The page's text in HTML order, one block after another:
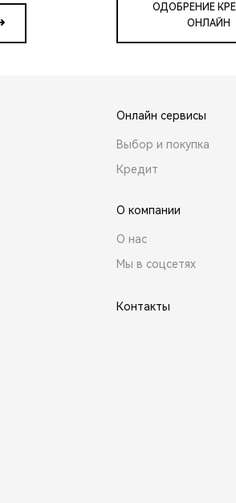
ОДОБРЕНИЕ
ОНЛАЙН
Онлайн сервисы
Выбор и покупка
Кредит
О компании
О нас
Мы в соцсетях
Контакты